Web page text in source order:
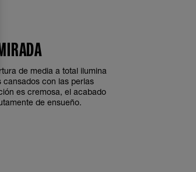
de media a total ilumina
cansados con las perlas
es cremosa, el acabado
de ensueño.